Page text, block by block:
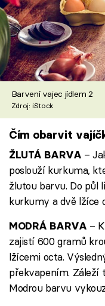
Barvení vajec jídlem 2
Zdroj: iStock
Čím obarvit
ŽLUTÁ BARVA –
poslouží kurkuma,
žlutou barvu. Do půl
kurkumy a dvě lžíce
MODRÁ BARVA –
zajistí 600 gramů
lžícemi octa.
překvapením. Záleží
Modrou barvu